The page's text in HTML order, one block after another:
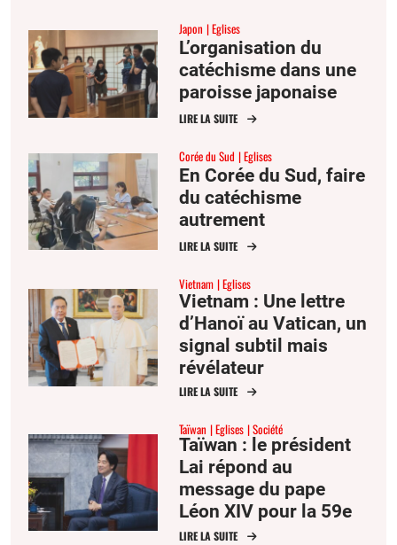
Japon Eglises
L’organisation du
catéchisme dans une
paroisse japonaise
LIRE LA SUITE
Corée du Sud Eglises
En Corée du Sud, faire
du catéchisme
autrement
LIRE LA SUITE
Vietnam Eglises
Vietnam : Une lettre
d’Hanoï au Vatican, un
signal subtil mais
révélateur
LIRE LA SUITE
Taïwan Eglises Société
Taïwan : le président
Lai répond au
message du pape
Léon XIV pour la 59e
Journée mondiale de
LIRE LA SUITE